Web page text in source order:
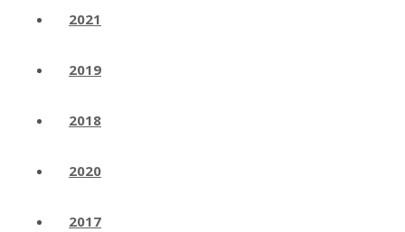
2021
2019
2018
2020
2017